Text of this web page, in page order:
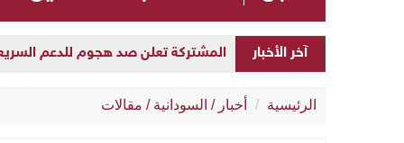
آخر الأخبار المشتركة تعلن صد هجوم للدعم السريع
افتتاح مستشفى الدكتور عمر نور
الرئيسية أخبار / السودانية / مقالات